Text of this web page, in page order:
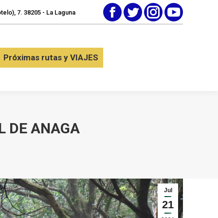
7. 38205 - La Laguna
FacebookTwitterInstagramYouTube
Próximas rutas y VIAJES
DE ANAGA
Jul
21